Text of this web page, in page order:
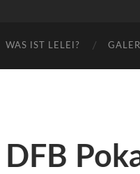
WAS IST LELEI?
DFB